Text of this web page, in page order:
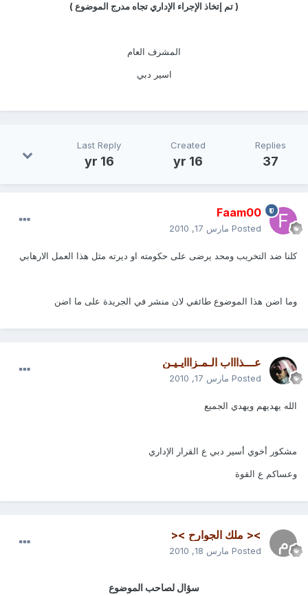
( تم إتخاذ الإجراء الإداري تجاه مدرج الموضوع )
المشرف العام
اسير دبي
Replies
37
Created
16 yr
Last Reply
16 yr
Faam00
Posted مارس 17, 2010
كلنا ضد التخريب ومحد يرضى على حكومته او ديرته مثل هذا العمل الارهابي
وما اضن هذا الموضوع طائفي لان منشر في الجريدة على ما اضن
عـــذاااب الـمـزااايـيـن
Posted مارس 17, 2010
الله يهديهم ويهدي الجميع
مشكور أخوي أسير دبي ع القرار الإداري
وعساكم ع القوة
>< ملك الجوارح ><
Posted مارس 18, 2010
سؤال لصاحب الموضوع